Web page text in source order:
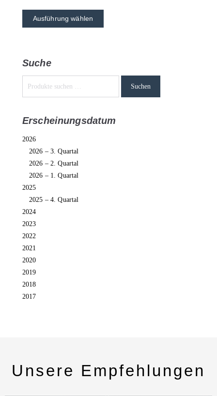
Ausführung wählen
Suche
Suchen
Erscheinungsdatum
2026
2026 – 3. Quartal
2026 – 2. Quartal
2026 – 1. Quartal
2025
2025 – 4. Quartal
2024
2023
2022
2021
2020
2019
2018
2017
Unsere Empfehlungen